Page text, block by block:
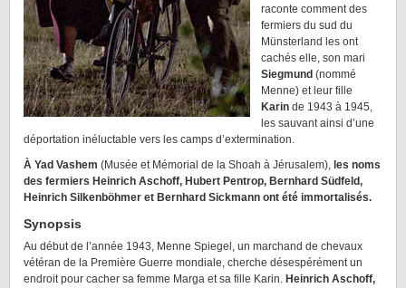
raconte comment des
fermiers du sud du
Münsterland les ont
cachés elle, son mari
Siegmund (nommé
Menne) et leur fille
Karin de 1943 à 1945,
les sauvant ainsi d’une
déportation inéluctable vers les camps d’extermination.
À Yad Vashem (Musée et Mémorial de la Shoah à Jérusalem), les noms
des fermiers Heinrich Aschoff, Hubert Pentrop, Bernhard Südfeld,
Heinrich Silkenböhmer et Bernhard Sickmann ont été immortalisés.
Synopsis
Au début de l’année 1943, Menne Spiegel, un marchand de chevaux
vétéran de la Première Guerre mondiale, cherche désespérément un
endroit pour cacher sa femme Marga et sa fille Karin. Heinrich Aschoff,